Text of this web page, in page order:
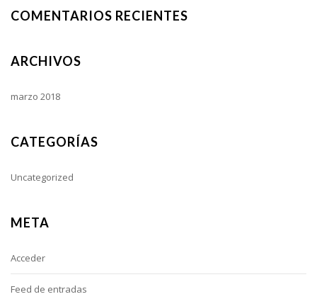
COMENTARIOS RECIENTES
ARCHIVOS
marzo 2018
CATEGORÍAS
Uncategorized
META
Acceder
Feed de entradas